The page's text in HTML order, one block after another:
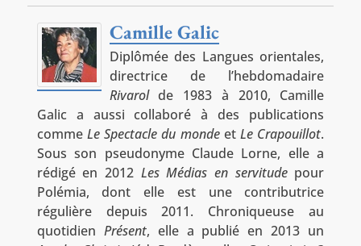
Camille Galic
Diplômée des Langues orientales,
directrice de l’hebdomadaire
Rivarolde 1983 à 2010, Camille
Galic a aussi collaboré à des publications
comme Le Spectacle du mondeetLe Crapouillot.
Sous son pseudonyme Claude Lorne, elle a
rédigé en 2012 Les Médias en servitudepour
Polémia, dont elle est une contributrice
régulière depuis 2011. Chroniqueuse au
quotidien Présent, elle a publié en 2013 un